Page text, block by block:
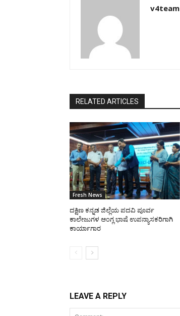
v4team
RELATED ARTICLES
Fresh News
ದಕ್ಷಿಣ ಕನ್ನಡ ಜಿಲ್ಲೆಯ ಪದವಿ ಪೂರ್ವ
ಕಾಲೇಜುಗಳ ಆಂಗ್ಲ ಭಾಷೆ ಉಪನ್ಯಾಸಕರಿಗಾಗಿ
ಕಾರ್ಯಾಗಾರ
LEAVE A REPLY